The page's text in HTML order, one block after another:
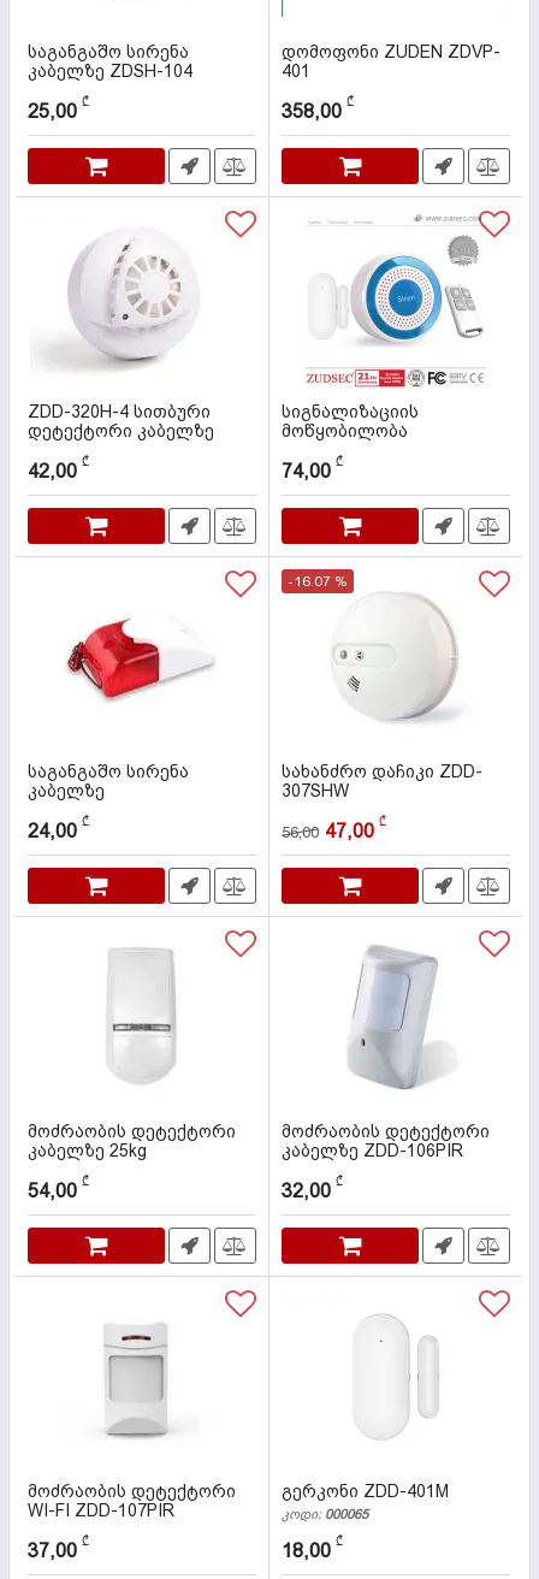
საგანგაშო სირენა
კაბელზე ZDSH-104
000066
25,00 ₾
დომოფონი ZUDEN ZDVP-
401
000137
358,00 ₾
ZDD-320H-4 სითბური
დეტექტორი კაბელზე
000056
42,00 ₾
სიგნალიზაციის
მოწყობილობა
(კომპლექტი) ZDAS-S1
კოდი: 000071
74,00 ₾
საგანგაშო სირენა
კაბელზე
000505
24,00 ₾
-16.07 %
სახანძრო დაჩიკი ZDD-
307SHW
56,00 47,00 ₾
მოძრაობის დეტექტორი
კაბელზე 25kg
000498
54,00 ₾
მოძრაობის დეტექტორი
კაბელზე ZDD-106PIR
000061
32,00 ₾
მოძრაობის დეტექტორი
WI-FI ZDD-107PIR
000062
37,00 ₾
გერკონი ZDD-401M
კოდი: 000065
18,00 ₾